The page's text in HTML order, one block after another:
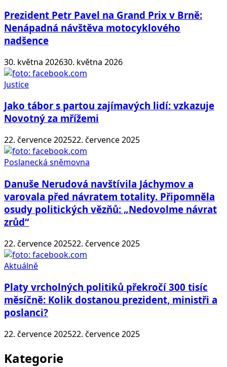
Prezident Petr Pavel na Grand Prix v Brně:
Nenápadná návštěva motocyklového
nadšence
30. května 202630. května 2026
Justice
Jako tábor s partou zajímavých lidí: vzkazuje
Novotný za mřížemi
22. července 202522. července 2025
Poslanecká sněmovna
Danuše Nerudová navštívila Jáchymov a
varovala před návratem totality. Připomněla
osudy politických vězňů: „Nedovolme návrat
zrůd“
22. července 202522. července 2025
Aktuálně
Platy vrcholných politiků překročí 300 tisíc
měsíčně: Kolik dostanou prezident, ministři a
poslanci?
22. července 202522. července 2025
Kategorie